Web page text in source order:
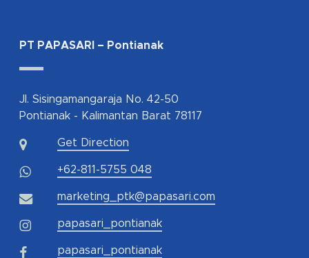
PT PAPASARI – Pontianak
Jl. Sisingamangaraja No. 42-50
Pontianak - Kalimantan Barat 78117
Get Direction
+62-811-5755 048
marketing_ptk@papasari.com
papasari_pontianak
papasari_pontianak